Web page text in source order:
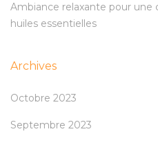
Ambiance relaxante pour une
huiles essentielles
Archives
Octobre 2023
Septembre 2023